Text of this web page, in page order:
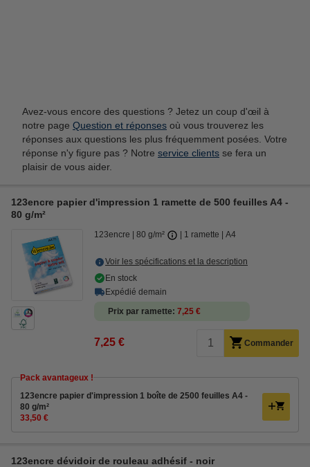
Avez-vous encore des questions ? Jetez un coup d'œil à
notre page Question et réponses où vous trouverez les
réponses aux questions les plus fréquemment posées. Votre
réponse n'y figure pas ? Notre service clients se fera un
plaisir de vous aider.
123encre papier d'impression 1 ramette de 500 feuilles A4 -
80 g/m²
123encre 80 g/m² 1 ramette A4
Voir les spécifications et la description
En stock
Expédié demain
Prix par ramette 7,25 €
7,25 € Commander
Pack avantageux !
123encre papier d'impression 1 boîte de 2500 feuilles A4 -
80 g/m²
33,50 €
123encre dévidoir de rouleau adhésif - noir